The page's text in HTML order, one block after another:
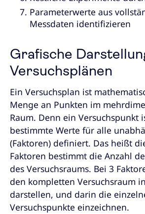
Parameterwerte aus
Messdaten identifizieren
Grafische
Versuchsplänen
Ein Versuchsplan ist
Menge an Punkten im
Raum. Denn ein Versuchspunkt
bestimmte Werte für alle
(Faktoren) definiert. Das heißt
Faktoren bestimmt die Anzahl
des Versuchsraums. Bei 3
den kompletten Versuchsraum
darstellen, und darin die
Versuchspunkte einzeichnen.